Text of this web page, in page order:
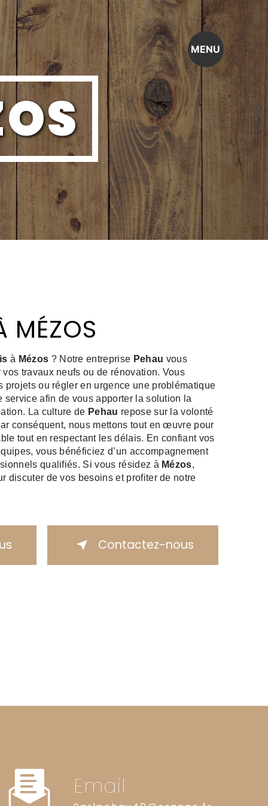
MENU
MÉZOS
à Mézos ? Notre entreprise Pehau vous
travaux neufs ou de rénovation. Vous
projets ou régler en urgence une problématique
service afin de vous apporter la solution la
La culture de Pehau repose sur la volonté
conséquent, nous mettons tout en œuvre pour
tout en respectant les délais. En confiant vos
vous bénéficiez d’un accompagnement
qualifiés. Si vous résidez à Mézos,
discuter de vos besoins et profiter de notre
Contactez-nous
Email